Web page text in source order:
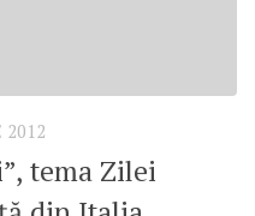
2012
tema Zilei